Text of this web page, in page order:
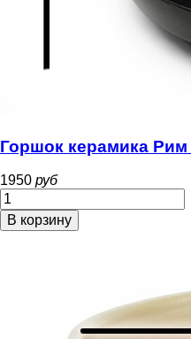
Горшок керамика
1950 руб